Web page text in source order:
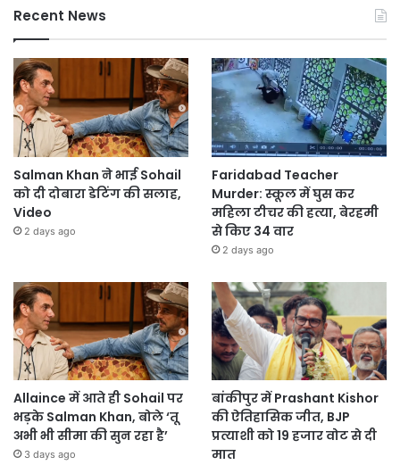
Recent News
Salman Khan ने भाई Sohail
को दी दोबारा डेटिंग की सलाह,
Video
2 days ago
Faridabad Teacher
Murder: स्कूल में घुस कर
महिला टीचर की हत्या, बेरहमी
से किए 34 वार
2 days ago
Allaince में आते ही Sohail पर
भड़के Salman Khan, बोले ‘तू
अभी भी सीमा की सुन रहा है’
3 days ago
बांकीपुर में Prashant Kishor
की ऐतिहासिक जीत, BJP
प्रत्याशी को 19 हजार वोट से दी
मात